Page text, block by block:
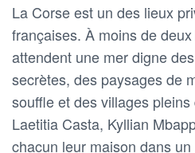
La Corse est un des lieux
françaises. À moins de
attendent une mer digne
secrètes, des paysages de
souffle et des villages
Laetitia Casta, Kyllian
chacun leur maison dans